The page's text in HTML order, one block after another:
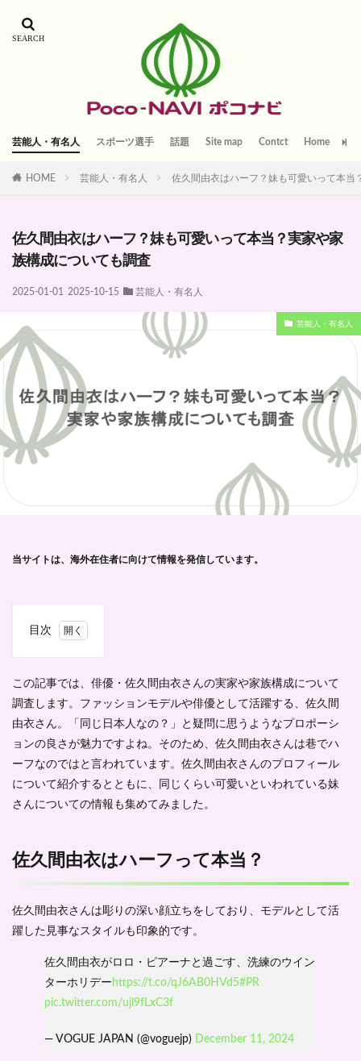
芸能人・有名人 スポーツ選手 話題 Site map Contct Home
HOME 芸能人・有名人 佐久間由衣はハーフ？妹も可愛いって本当
佐久間由衣はハーフ？妹も可愛いって本当？実家や家
族構成についても調査
2025-01-01 2025-10-15 芸能人・有名人
芸能人・有名人
当サイトは、海外在住者に向けて情報を発信しています。
目次
1.1
間由
衣は
ハー
て本
当？
1.1.1
は整
形？
佐久間
由衣は
どの国
似て
る？
1.1.3
由衣は
この記事では、俳優・佐久間由衣さんの実家や家族構成について
調査します。ファッションモデルや俳優として活躍する、佐久間
由衣さん。「同じ日本人なの？」と疑問に思うようなプロポーシ
ョンの良さが魅力ですよね。そのため、佐久間由衣さんは巷でハ
ーフなのではと言われています。佐久間由衣さんのプロフィール
について紹介するとともに、同じくらい可愛いといわれている妹
さんについての情報も集めてみました。
佐久間由衣はハーフって本当？
佐久間由衣さんは彫りの深い顔立ちをしており、モデルとして活
躍した見事なスタイルも印象的です。
佐久間由衣がロロ・ピアーナと過ごす、洗練のウイン
ターホリデー https://t.co/qJ6AB0HVd5#PR
pic.twitter.com/ujl9fLxC3f
— VOGUE JAPAN (@voguejp) December 11, 2024